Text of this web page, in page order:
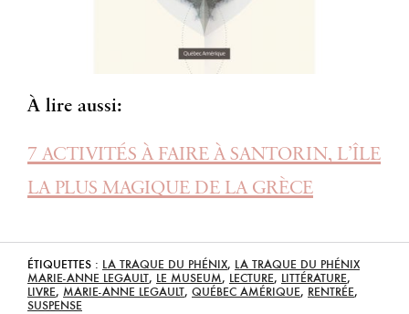
À lire aussi:
7 ACTIVITÉS À FAIRE À SANTORIN, L’ÎLE
LA PLUS MAGIQUE DE LA GRÈCE
ÉTIQUETTES : LA TRAQUE DU PHÉNIX, LA TRAQUE DU PHÉNIX
MARIE-ANNE LEGAULT, LE MUSEUM, LECTURE, LITTÉRATURE,
LIVRE, MARIE-ANNE LEGAULT, QUÉBEC AMÉRIQUE, RENTRÉE,
SUSPENSE